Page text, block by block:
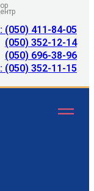
411-84-05
(050) 352-12-14
(050) 696-38-96
(050) 352-11-15